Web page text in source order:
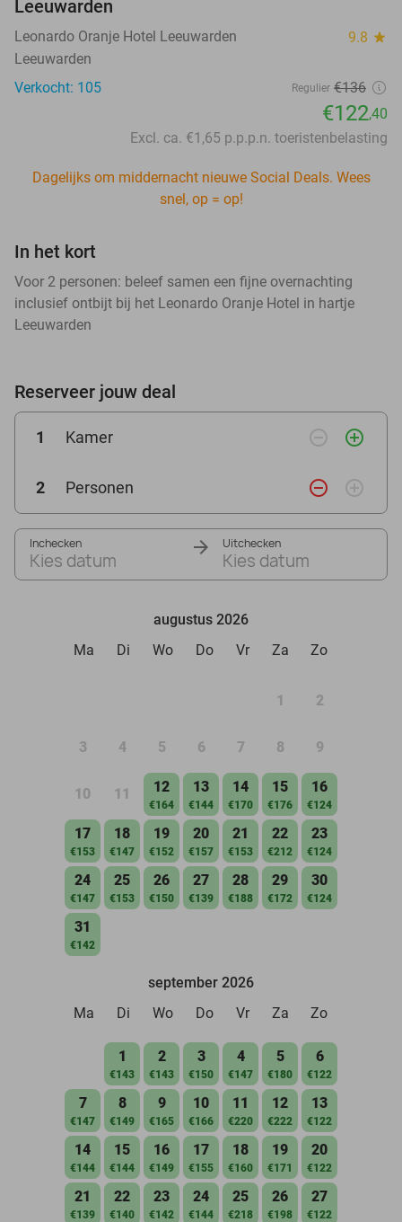
Leeuwarden
Leonardo Oranje Hotel Leeuwarden 9.8 star
Leeuwarden
Verkocht: 105
Regulier €136
€122,40
Excl. ca. €1,65 p.p.p.n. toeristenbelasting
Dagelijks om middernacht nieuwe Social Deals. Wees
snel, op = op!
In het kort
Voor 2 personen: beleef samen een fijne overnachting
inclusief ontbijt bij het Leonardo Oranje Hotel in hartje
Leeuwarden
Reserveer jouw deal
1 Kamer remove_circle_outline add_circle_outline
2 Personen remove_circle_outline add_circle_outline
Inchecken
Kies datum
Uitchecken
Kies datum
augustus 2026
Ma
Di Wo Do Vr Za Zo
1 2
3 4 5 6 7 8 9
10 11 12
€164
13
€144
14
€170
15
€176
16
€124
17
€153
18
€147
19
€152
20
€157
21
€153
22
€212
23
€124
24
€147
25
€153
26
€150
27
€139
28
€188
29
€172
30
€124
31
€142
september 2026
Ma
Di Wo Do Vr Za Zo
1
€143
2
€143
3
€150
4
€147
5
€180
6
€122
7
€147
8
€149
9
€165
10
€166
11
€220
12
€222
13
€122
14
€144
15
€144
16
€149
17
€155
18
€160
19
€171
20
€122
21
€139
22
€140
23
€142
24
€144
25
€218
26
€198
27
€122